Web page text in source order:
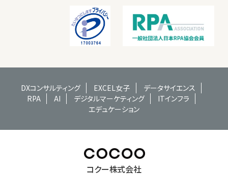
DXコンサルティング EXCEL女子
データサイエンス
RPA
AI デジタルマーケティング
ITインフラ
エデュケーション
コクー株式会社